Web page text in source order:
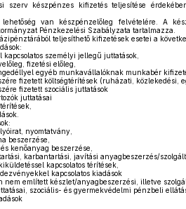
szerv készpénzes kifizetés teljesítése
van készpénzelőleg felvételére. A
Pénzkezelési Szabályzata tartalmazza.
teljesíthető kifizetések esetei a
kapcsolatos személyi jellegű juttatások,
fizetési előleg,
egyéb munkavállalóknak munkabér
fizetett költségtérítések (ruházati, közlekedési,
fizetett szociális juttatások
juttatásai
nyomtatvány,
beszerzése,
kenőanyag beszerzése,
karbantartási, javítási anyagbeszerzés/
kapcsolatos térítések,
kapcsolatos kiadások
nem említett készlet/anyagbeszerzési, illetve
szociális- és gyermekvédelmi pénzbeli